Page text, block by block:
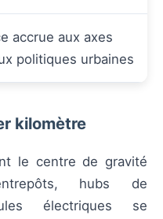
accrue aux axes
politiques urbaines
kilomètre
le centre de gravité
hubs de
électriques se